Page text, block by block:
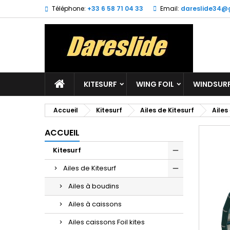
Téléphone: +33 6 58 71 04 33 Email:
KITESURF WING FOIL
Accueil Kitesurf Ailes de Kitesurf Ailes
ACCUEIL
Kitesurf
Ailes de Kitesurf
Ailes à boudins
Ailes à caissons
Ailes caissons Foil kites